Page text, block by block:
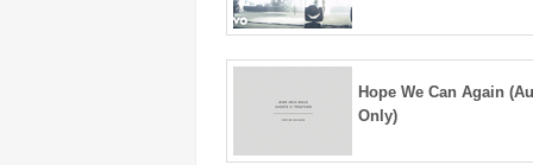
Hope We Can Again
Only)